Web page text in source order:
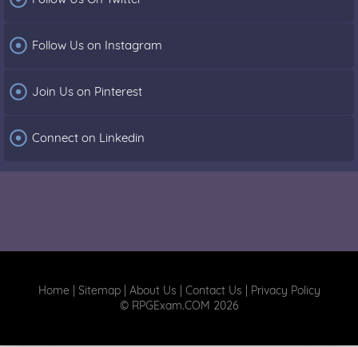
 Follow Us on Instagram
 Join Us on Pinterest
 Connect on Linkedin
Home Sitemap| About Us Contact Us
Privacy Policy
© RPGExam.COM 2026